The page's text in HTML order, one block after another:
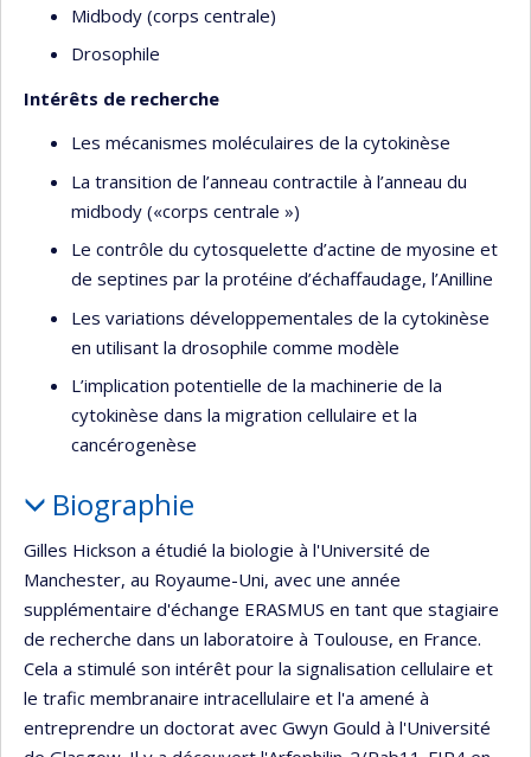
Midbody (corps centrale)
Drosophile
Intérêts de recherche
Les mécanismes moléculaires de la cytokinèse
La transition de l’anneau contractile à l’anneau du
midbody («corps centrale »)
Le contrôle du cytosquelette d’actine de myosine et
de septines par la protéine d’échaffaudage, l’Anilline
Les variations développementales de la cytokinèse
en utilisant la drosophile comme modèle
L’implication potentielle de la machinerie de la
cytokinèse dans la migration cellulaire et la
cancérogenèse
Biographie
Gilles Hickson a étudié la biologie à l'Université de
Manchester, au Royaume-Uni, avec une année
supplémentaire d'échange ERASMUS en tant que stagiaire
de recherche dans un laboratoire à Toulouse, en France.
Cela a stimulé son intérêt pour la signalisation cellulaire et
le trafic membranaire intracellulaire et l'a amené à
entreprendre un doctorat avec Gwyn Gould à l'Université